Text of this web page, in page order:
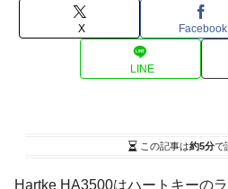
X Facebook
LINE
この記事は約5分で
Hartke HA3500はハートキーの